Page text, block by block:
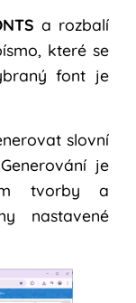
a rozbalí
které se
font je
slovní
je
tvorby a
nastavené